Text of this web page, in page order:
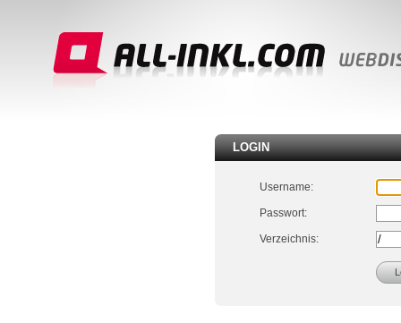
LOGIN
Username:
Passwort:
Verzeichnis: